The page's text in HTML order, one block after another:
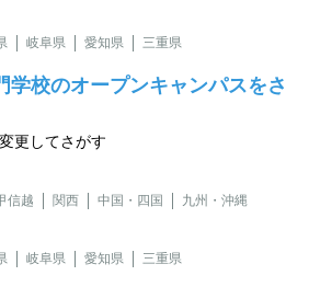
岐阜県 愛知県 三重県
学校のオープンキャンパスをさ
更してさがす
信越 関西 中国・四国 九州・沖縄
岐阜県 愛知県 三重県